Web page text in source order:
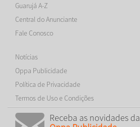
Guarujá A-Z
Central do Anunciante
Fale Conosco
Notícias
Oppa Publicidade
Política de Privacidade
Termos de Uso e Condições
Receba as novidades da